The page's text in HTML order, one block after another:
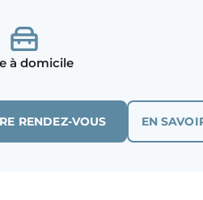
à domicile
RENDEZ-VOUS EN